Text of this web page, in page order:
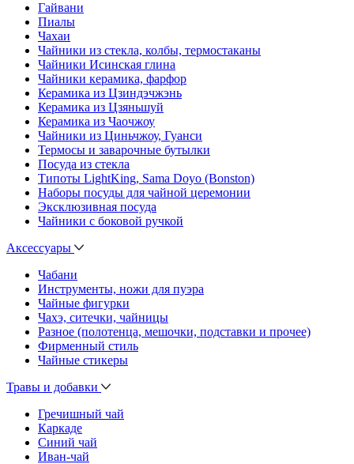
Гайвани
Пиалы
Чахаи
Чайники из стекла, колбы, термостаканы
Чайники Исинская глина
Чайники керамика, фарфор
Керамика из Цзиндэчжэнь
Керамика из Цзяньшуй
Керамика из Чаочжоу
Чайники из Циньчжоу, Гуанси
Термосы и заварочные бутылки
Посуда из стекла
Типоты LightKing, Sama Doyo (Bonston)
Наборы посуды для чайной церемонии
Эксклюзивная посуда
Чайники с боковой ручкой
Аксессуары
Чабани
Инструменты, ножи для пуэра
Чайные фигурки
Чахэ, ситечки, чайницы
Разное (полотенца, мешочки, подставки и прочее)
Фирменный стиль
Чайные стикеры
Травы и добавки
Гречишный чай
Каркаде
Синий чай
Иван-чай